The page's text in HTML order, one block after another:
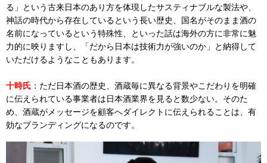
る」という古来日本のあり方を体現したサスティナブルな製法や、
神話の時代から存在しているという長い歴史、国名がそのまま酒の
名前になっているという特殊性、といった話は海外の方に非常に魅
力的に映りますし、「だから日本は技術力が強いのか」と納得して
いただけるようなこともあります。
十時氏 ：ただ日本酒の歴史、酒蔵毎に異なる背景やこだわりを明確
に伝えられている事業者は日本酒業界を見ると数少ない。そのた
め、酒蔵がメッセージを顧客へダイレクトに伝えられることは、有
効なブランディングになるのです。